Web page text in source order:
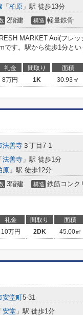
「 柏原 」駅 徒歩13分
2階建 構造 軽量鉄骨
MARKET Aoi(フレ
です。駅から徒歩1分と
礼金 間取り 面積
8万円 1K 30.93㎡
法善寺 ３丁目7-1
「 法善寺 」駅 徒歩1分
原 」駅 徒歩12分
3階建 構造 鉄筋コンク
礼金 間取り 面積
10万円 2DK 45.00㎡
安堂町5-31
「 安堂 」駅 徒歩1分